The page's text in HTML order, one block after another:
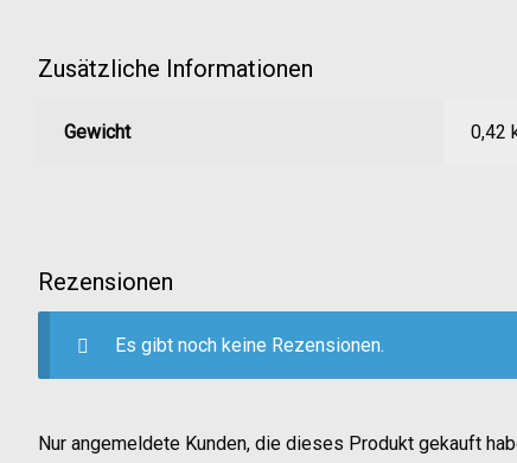
Zusätzliche Informationen
Gewicht 0,42
Rezensionen
Es gibt noch keine Rezensionen.
Nur angemeldete Kunden, die dieses Produkt gekauft